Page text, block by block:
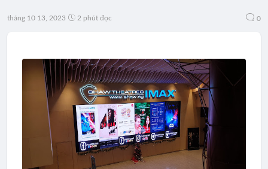
tháng 10 13, 2023 2 phút đọc 0